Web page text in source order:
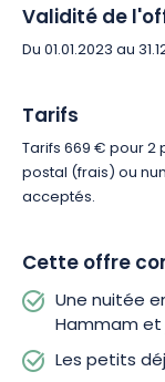
Personnalisez
Validité de
Du 01.01.2023 au
Tarifs
Tarifs 669 € pour 2
postal (frais) ou
acceptés.
Cette offre
Une nuitée
Hammam et
Les petits